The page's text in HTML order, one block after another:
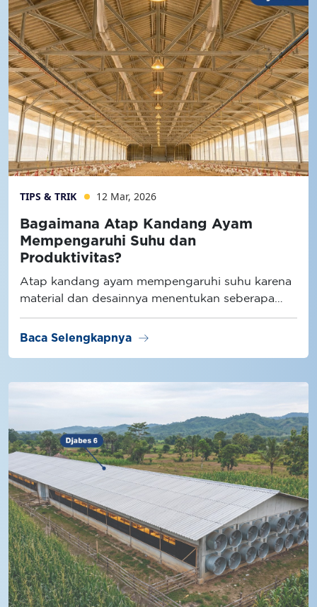
TIPS & TRIK 12 Mar, 2026
Bagaimana Atap Kandang Ayam
Mempengaruhi Suhu dan
Produktivitas?
Atap kandang ayam mempengaruhi suhu karena
material dan desainnya menentukan seberapa
besar radiasi panas masuk ke dalam kandang.
Baca Selengkapnya arrow_right_alt